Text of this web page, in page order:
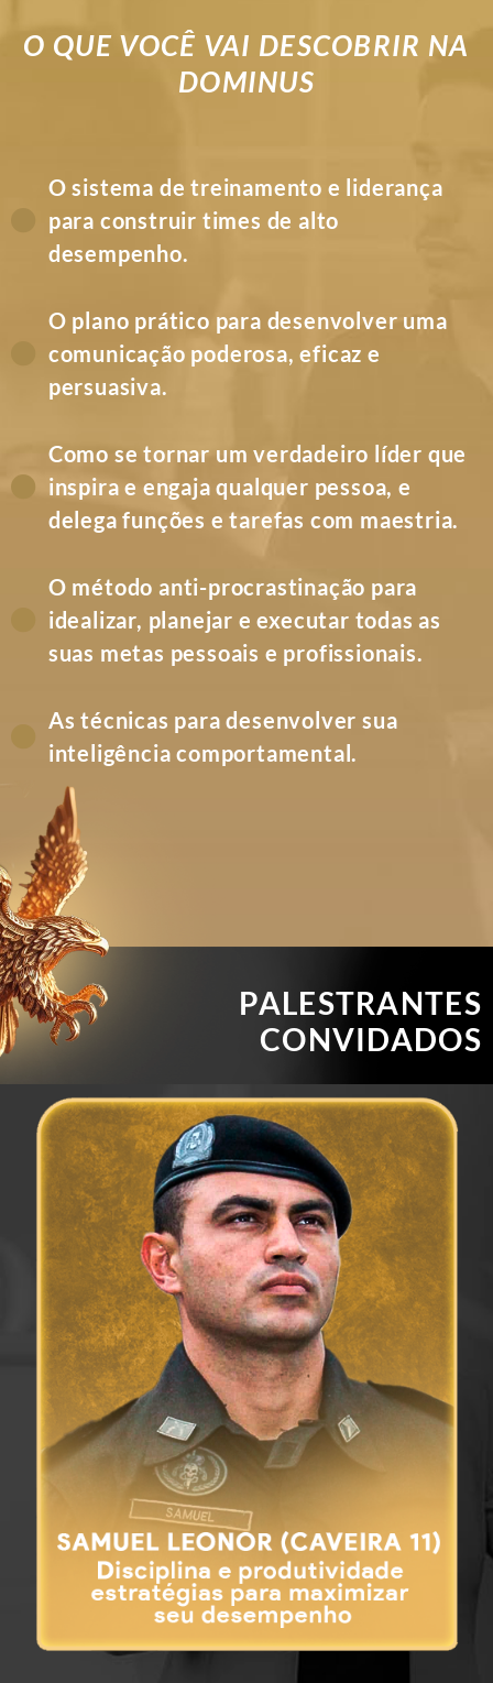
O QUE VOCÊ VAI DESCOBRIR NA
DOMINUS
O sistema de treinamento e liderança
para construir times de alto
desempenho.
O plano prático para desenvolver uma
comunicação poderosa, eficaz e
persuasiva.
Como se tornar um verdadeiro líder que
inspira e engaja qualquer pessoa, e
delega funções e tarefas com maestria.
O método anti-procrastinação para
idealizar, planejar e executar todas as
suas metas pessoais e profissionais.
As técnicas para desenvolver sua
inteligência comportamental.
PALESTRANTES
CONVIDADOS